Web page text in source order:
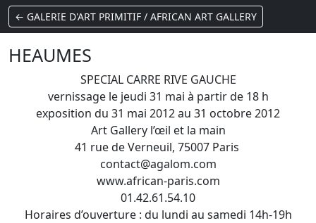
← GALERIE D'ART PRIMITIF / AFRICAN ART GALLERY
HEAUMES
SPECIAL CARRE RIVE GAUCHE
vernissage le jeudi 31 mai à partir de 18 h
exposition du 31 mai 2012 au 31 octobre 2012
Art Gallery l’œil et la main
41 rue de Verneuil, 75007 Paris
contact@agalom.com
www.african-paris.com
01.42.61.54.10
Horaires d’ouverture : du lundi au samedi 14h-19h